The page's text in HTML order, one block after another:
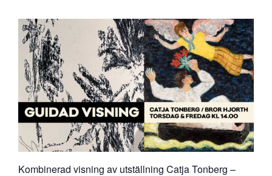
Kombinerad visning av utställning Catja Tonberg –